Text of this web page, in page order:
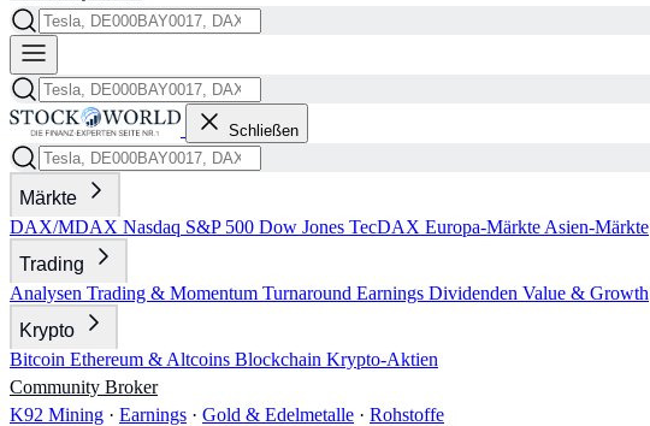
Schließen
Märkte
DAX/MDAX Nasdaq S&P 500 Dow Jones TecDAX Europa-Märkte Asien-Märkte
Trading
Analysen Trading & Momentum Turnaround Earnings Dividenden Value & Growth
Krypto
Bitcoin Ethereum & Altcoins Blockchain Krypto-Aktien
Community Broker
K92 Mining · Earnings · Gold & Edelmetalle · Rohstoffe